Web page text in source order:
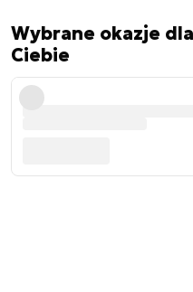
Wybrane okazje dla
Ciebie